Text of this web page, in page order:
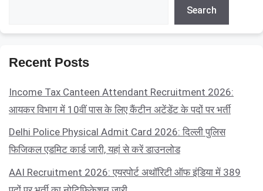
Search
Recent Posts
Income Tax Canteen Attendant Recruitment 2026:
आयकर विभाग में 10वीं पास के लिए कैंटीन अटेंडेंट के पदों पर भर्ती
Delhi Police Physical Admit Card 2026: दिल्ली पुलिस
फिजिकल एडमिट कार्ड जारी, यहां से करें डाउनलोड
AAI Recruitment 2026: एयरपोर्ट अथॉरिटी ऑफ इंडिया में 389